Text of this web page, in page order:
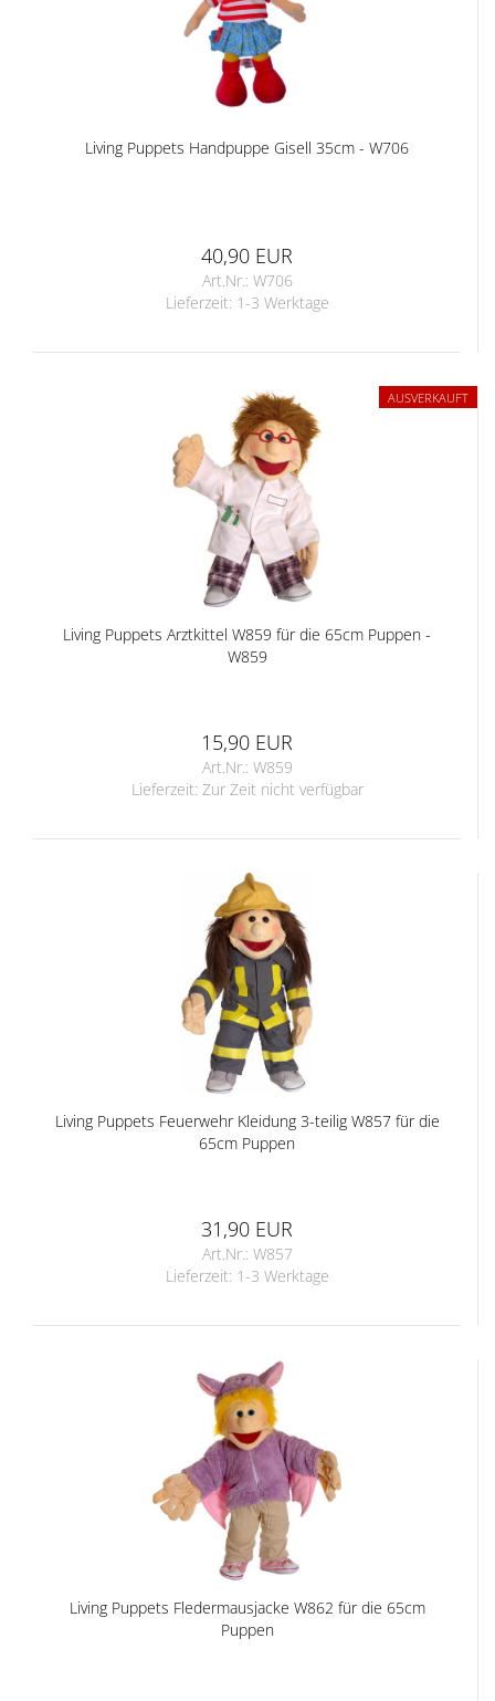
Living Puppets Handpuppe Gisell 35cm - W706
40,90 EUR
Art.Nr.: W706
Lieferzeit: 1-3 Werktage
AUSVERKAUFT
Living Puppets Arztkittel W859 für die 65cm Puppen -
W859
15,90 EUR
Art.Nr.: W859
Lieferzeit: Zur Zeit nicht verfügbar
Living Puppets Feuerwehr Kleidung 3-teilig W857 für die
65cm Puppen
31,90 EUR
Art.Nr.: W857
Lieferzeit: 1-3 Werktage
Living Puppets Fledermausjacke W862 für die 65cm
Puppen